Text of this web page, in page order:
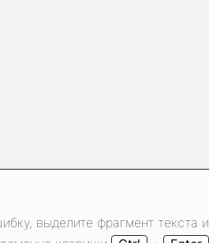
выделите фрагмент текста и